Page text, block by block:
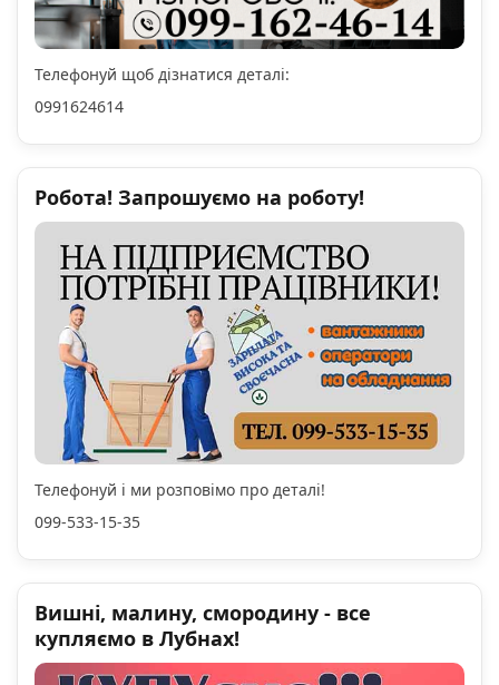
Телефонуй щоб дізнатися деталі:
0991624614
Робота! Запрошуємо на роботу!
Телефонуй і ми розповімо про деталі!
099-533-15-35
Вишні, малину, смородину - все
купляємо в Лубнах!